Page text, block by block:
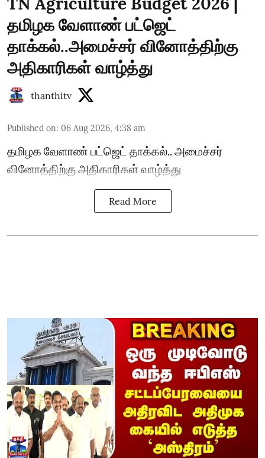
தமிழக வேளாண் பட்ஜெட்
தாக்கல்..அமைச்சர் வினோத்திற்கு
அதிகாரிகள் வாழ்த்து
thanthitv
Published on: 06 Aug 2026, 4:38 am
தமிழக வேளாண் பட்ஜெட் தாக்கல்.. அமைச்சர்
வினோத்திற்கு அதிகாரிகள் வாழ்த்து
Read More